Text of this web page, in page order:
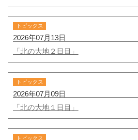
トピックス
2026年07月13日
「北の大地２日目」
トピックス
2026年07月09日
「北の大地１日目」
トピックス